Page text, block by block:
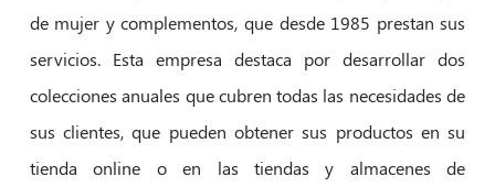
de mujer y complementos, que desde 1985 prestan sus
servicios. Esta empresa destaca por desarrollar dos
colecciones anuales que cubren todas las necesidades de
sus clientes, que pueden obtener sus productos en su
tienda online o en las tiendas y almacenes de